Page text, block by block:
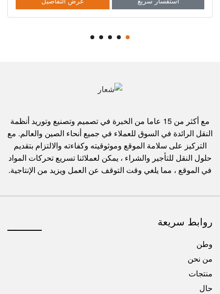
مع أكثر من 15 عاما من الخبرة في تصميم وتصنيع وتوريد أنظمة
النقل الرائدة في السوق للعملاء في جميع أنحاء الصين والعالم. مع
التركيز على سلامة الموقع وموثوقيته وكفاءته والالتزام بتقديم
حلول النقل للتأجير والشراء ، يمكن لعملائنا تسريع تحركات المواد
في الموقع ، مما يلغي وقت التوقف عن العمل ويزيد من الإنتاجية.
روابط سريعة
وطن
من نحن
منتجات
حال